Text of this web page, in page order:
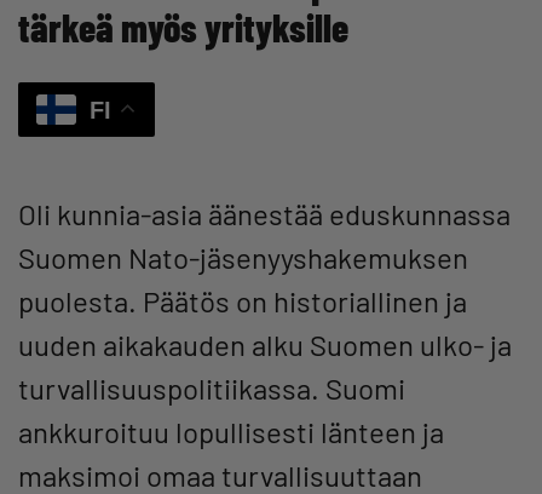
tärkeä myös yrityksille
FI
Oli kunnia-asia äänestää eduskunnassa
Suomen Nato-jäsenyyshakemuksen
puolesta. Päätös on historiallinen ja
uuden aikakauden alku Suomen ulko- ja
turvallisuuspolitiikassa. Suomi
ankkuroituu lopullisesti länteen ja
maksimoi omaa turvallisuuttaan